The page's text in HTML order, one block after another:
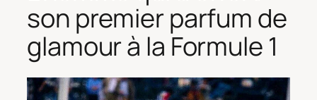
son premier parfum de
glamour à la Formule 1